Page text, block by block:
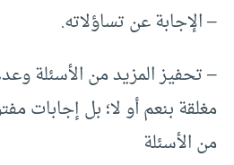
– الإجابة عن تساؤلاته.
– تحفيز المزيد من الأسئلة
مغلقة بنعم أو لا؛ بل إجابات
من الأسئلة